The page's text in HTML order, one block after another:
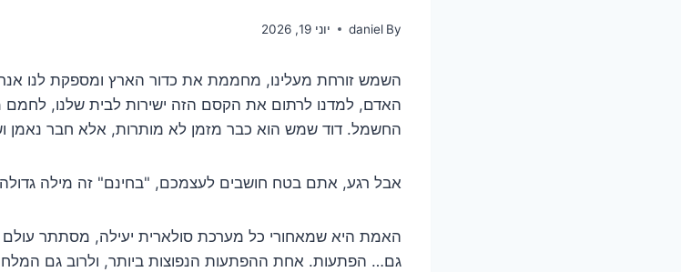
By
daniel יוני 19, 2026
השמש זורחת מעלינו, מחממת את כדור הארץ ומספקת לנו
האדם, למדנו לרתום את הקסם הזה ישירות לבית שלנו, לחמם
החשמל. דוד שמש הוא כבר מזמן לא מותרות, אלא חבר נאמן
אבל רגע, אתם בטח חושבים לעצמכם, "בחינם" זה מילה
האמת היא שמאחורי כל מערכת סולארית יעילה, מסתתר עולם
גם… הפתעות. אחת ההפתעות הנפוצות ביותר, ולרוב גם